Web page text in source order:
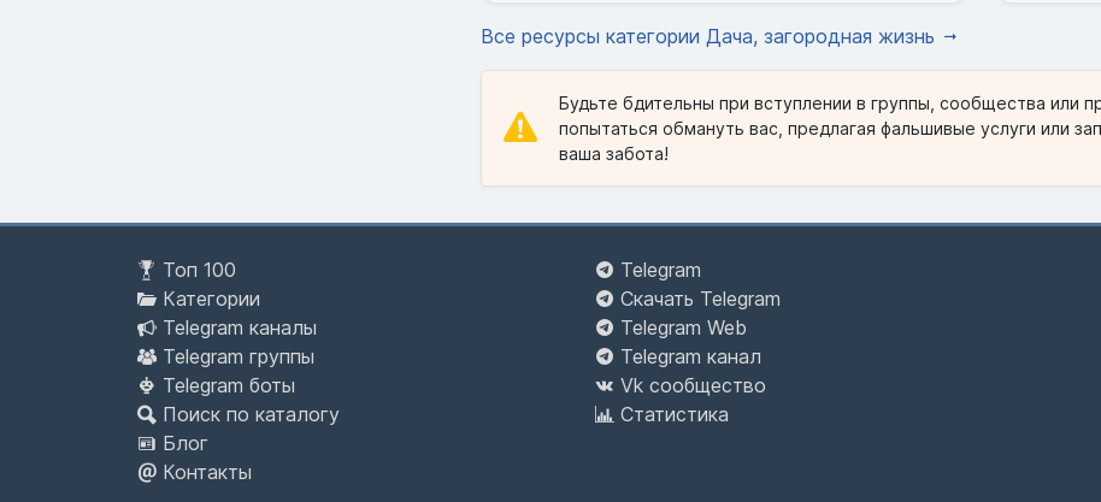
Все ресурсы категории Дача, загородная жизнь
Будьте бдительны при вступлении в группы, сообщества или
попытаться обмануть вас, предлагая фальшивые услуги или
ваша забота!
Топ 100
Категории
Telegram каналы
Telegram группы
Telegram боты
Поиск по каталогу
Блог
Контакты
Telegram
Скачать Telegram
Telegram Web
Telegram канал
Vk сообщество
Статистика